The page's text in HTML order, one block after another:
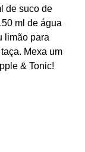
de suco de
ml de água
limão para
Mexa um
& Tonic!